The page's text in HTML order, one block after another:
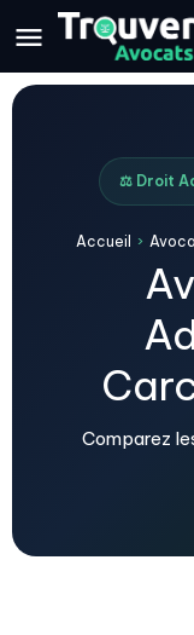
⚖️ Droit
Accueil ›
Comparez